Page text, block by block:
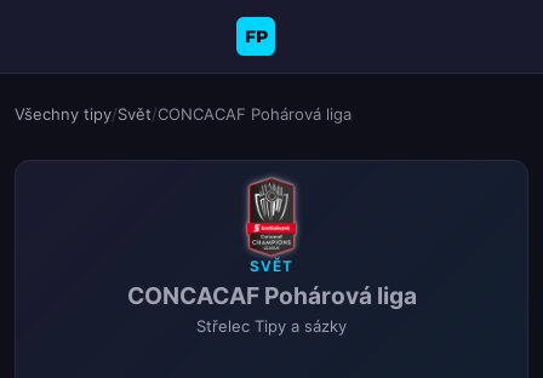
FP
Všechny tipy/Svět/CONCACAF Pohárová liga
SVĚT
CONCACAF Pohárová liga
Střelec Tipy a sázky